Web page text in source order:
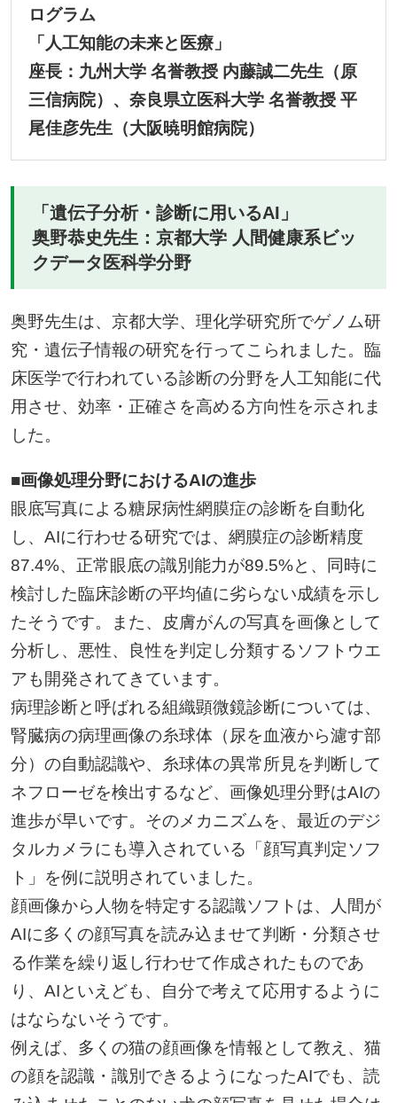
ログラム
「人工知能の未来と医療」
座長：九州大学 名誉教授 内藤誠二先生（原
三信病院）、奈良県立医科大学 名誉教授 平
尾佳彦先生（大阪暁明館病院）
「遺伝子分析・診断に用いるAI」
奥野恭史先生：京都大学 人間健康系ビッ
クデータ医科学分野
奥野先生は、京都大学、理化学研究所でゲノム研
究・遺伝子情報の研究を行ってこられました。臨
床医学で行われている診断の分野を人工知能に代
用させ、効率・正確さを高める方向性を示されま
した。
■画像処理分野におけるAIの進歩
眼底写真による糖尿病性網膜症の診断を自動化
し、AIに行わせる研究では、網膜症の診断精度
87.4%、正常眼底の識別能力が89.5%と、同時に
検討した臨床診断の平均値に劣らない成績を示し
たそうです。また、皮膚がんの写真を画像として
分析し、悪性、良性を判定し分類するソフトウエ
アも開発されてきています。
病理診断と呼ばれる組織顕微鏡診断については、
腎臓病の病理画像の糸球体（尿を血液から濾す部
分）の自動認識や、糸球体の異常所見を判断して
ネフローゼを検出するなど、画像処理分野はAIの
進歩が早いです。そのメカニズムを、最近のデジ
タルカメラにも導入されている「顔写真判定ソフ
ト」を例に説明されていました。
顔画像から人物を特定する認識ソフトは、人間が
AIに多くの顔写真を読み込ませて判断・分類させ
る作業を繰り返し行わせて作成されたものであ
り、AIといえども、自分で考えて応用するように
はならないそうです。
例えば、多くの猫の顔画像を情報として教え、猫
の顔を認識・識別できるようになったAIでも、読